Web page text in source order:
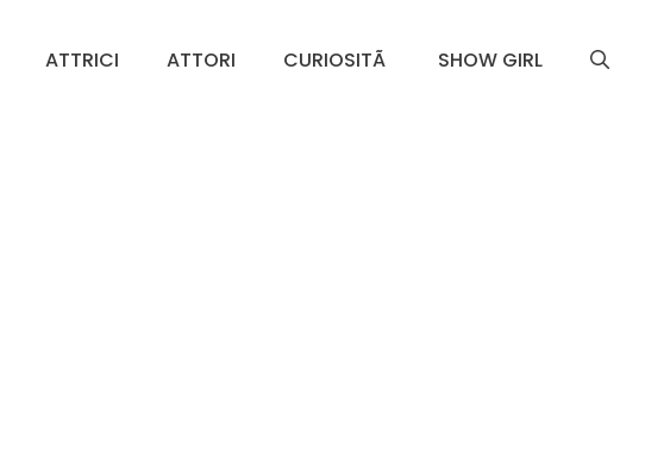
ATTRICI ATTORI CURIOSITÃ SHOW GIRL